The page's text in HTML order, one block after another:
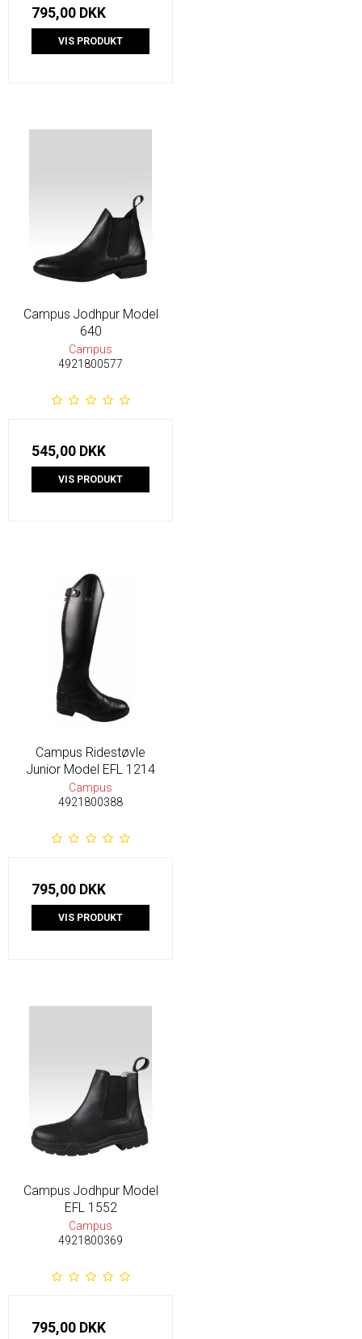
795,00 DKK
VIS PRODUKT
Campus Jodhpur Model
640
Campus
4921800577
545,00 DKK
VIS PRODUKT
Campus Ridestøvle
Junior Model EFL 1214
Campus
4921800388
795,00 DKK
VIS PRODUKT
Campus Jodhpur Model
EFL 1552
Campus
4921800369
795,00 DKK